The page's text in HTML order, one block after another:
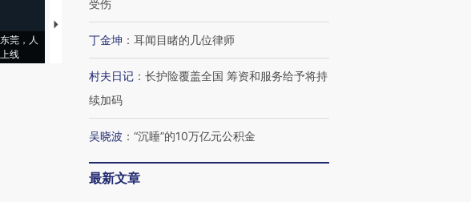
莞，人
线
【推广】走进第四届链博
会，让数智科技“链”接产
【特别呈现】寻找100种
【商旅对话】华住集团
受伤
丁金坤 ： 耳闻目睹的几位律师
村夫日记 ： 长护险覆盖全国 筹资和服务给予将持
续加码
吴晓波 ： “沉睡”的10万亿元公积金
最新文章